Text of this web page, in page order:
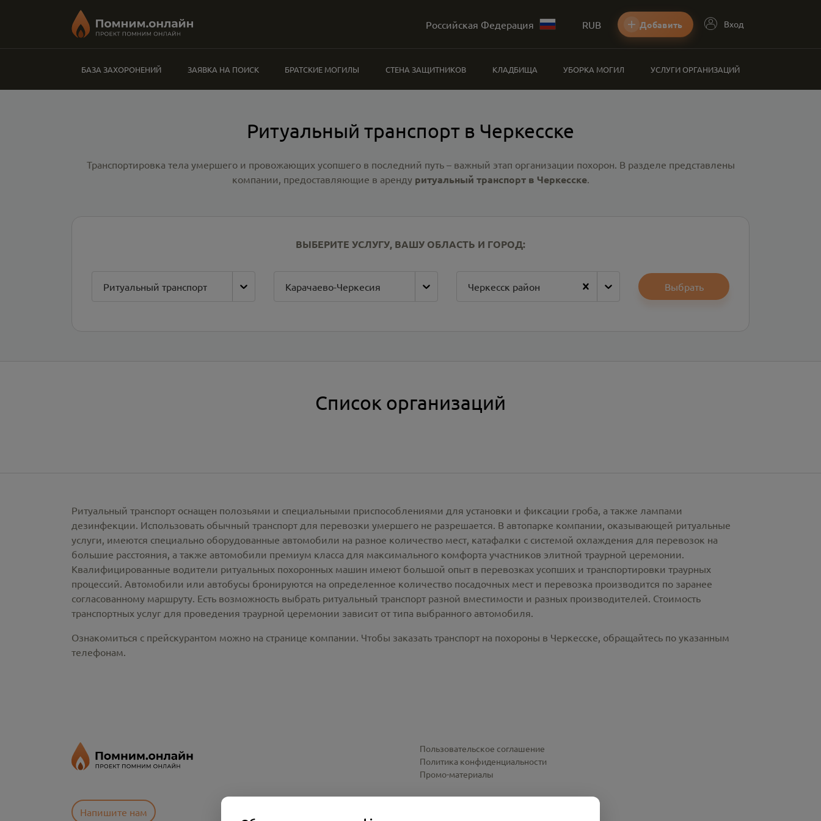
Российская Федерация RUB Добавить Вход
БАЗА ЗАХОРОНЕНИЙ ЗАЯВКА НА ПОИСК БРАТСКИЕ МОГИЛЫ СТЕНА ЗАЩИТНИКОВ КЛАДБИЩА УБОРКА МОГИЛ УСЛУГИ ОРГАНИЗАЦИЙ
Ритуальный транспорт в Черкесске
Транспортировка тела умершего и провожающих усопшего в последний путь – важный этап организации похорон. В разделе представлены
компании, предоставляющие в аренду ритуальный транспорт в Черкесске.
ВЫБЕРИТЕ УСЛУГУ, ВАШУ ОБЛАСТЬ И ГОРОД:
Ритуальный транспорт Карачаево-Черкесия Черкесск район Выбрать
Список организаций
Ритуальный транспорт оснащен полозьями и специальными приспособлениями для установки и фиксации гроба, а также лампами
дезинфекции. Использовать обычный транспорт для перевозки умершего не разрешается. В автопарке компании, оказывающей ритуальные
услуги, имеются специально оборудованные автомобили на разное количество мест, катафалки с системой охлаждения для перевозок на
большие расстояния, а также автомобили премиум класса для максимального комфорта участников элитной траурной церемонии.
Квалифицированные водители ритуальных похоронных машин имеют большой опыт в перевозках усопших и транспортировки траурных
процессий. Автомобили или автобусы бронируются на определенное количество посадочных мест и перевозка производится по заранее
согласованному маршруту. Есть возможность выбрать ритуальный транспорт разной вместимости и разных производителей. Стоимость
транспортных услуг для проведения траурной церемонии зависит от типа выбранного автомобиля.
Ознакомиться с прейскурантом можно на странице компании. Чтобы заказать транспорт на похороны в Черкесске, обращайтесь по указанным
телефонам.
Напишите нам
Пользовательское соглашение
Политика конфиденциальности
Промо-материалы